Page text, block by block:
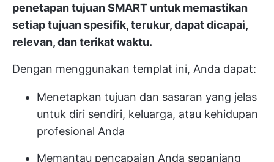
penetapan tujuan SMART untuk memastikan
setiap tujuan spesifik, terukur, dapat dicapai,
relevan, dan terikat waktu.
Dengan menggunakan templat ini, Anda dapat:
Menetapkan tujuan dan sasaran yang jelas
untuk diri sendiri, keluarga, atau kehidupan
profesional Anda
Memantau pencapaian Anda sepanjang